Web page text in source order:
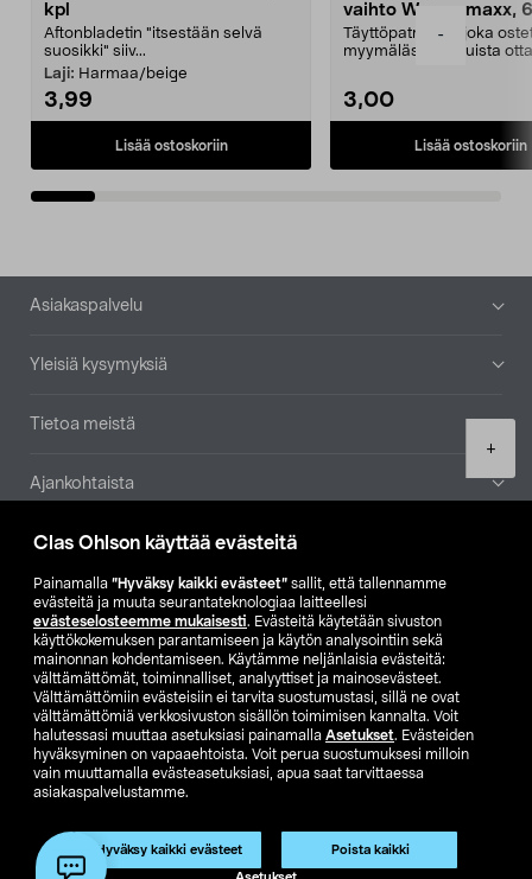
Clas Ohlson käyttää evästeitä
Painamalla ”Hyväksy kaikki evästeet” sallit, että tallennamme
evästeitä ja muuta seurantateknologiaa laitteellesi
evästeselosteemme mukaisesti. Evästeitä käytetään sivuston
käyttökokemuksen parantamiseen ja käytön analysointiin sekä
mainonnan kohdentamiseen. Käytämme neljänlaisia evästeitä:
välttämättömät, toiminnalliset, analyyttiset ja mainosevästeet.
Välttämättömiin evästeisiin ei tarvita suostumustasi, sillä ne ovat
välttämättömiä verkkosivuston sisällön toimimisen kannalta. Voit
halutessasi muuttaa asetuksiasi painamalla Asetukset. Evästeiden
hyväksyminen on vapaaehtoista. Voit perua suostumuksesi milloin
vain muuttamalla evästeasetuksiasi, apua saat tarvittaessa
asiakaspalvelustamme.
Hyväksy kaikki evästeet Poista kaikki
-
+
kpl
Aftonbladetin "itsestään selvä
suosikki" siiv...
Laji: Harmaa/beige
3,99
Lisää ostoskoriin
vaihto Wassermaxx,
Täyttöpatruuna, joka
myymälästä – muista
3,00
Lisää ostoskoriin
Alatunniste
Asiakaspalvelu
Yleisiä kysymyksiä
Tietoa meistä
Ajankohtaista
Muut yrityksemme
Etsi myymälä
SE NO FI
FI SV
Club Clas Ostoehdot
Tietosuojaseloste